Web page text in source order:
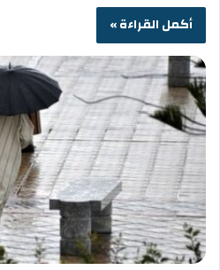
أكمل القراءة »